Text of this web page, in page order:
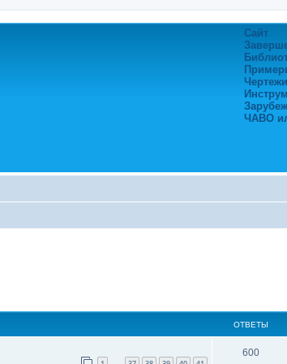
Сайт
ЧАВО
ОТВЕТЫ
600